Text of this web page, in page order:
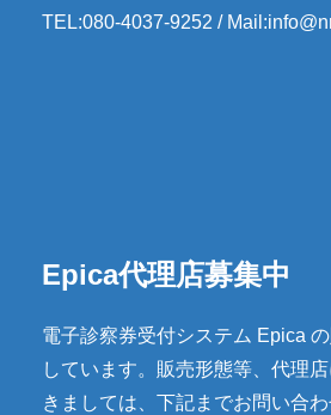
TEL:080-4037-9252 /
Epica代理店募集中
電子診察券受付システム Epica
しています。販売形態等、代理
きましては、下記までお問い合わ